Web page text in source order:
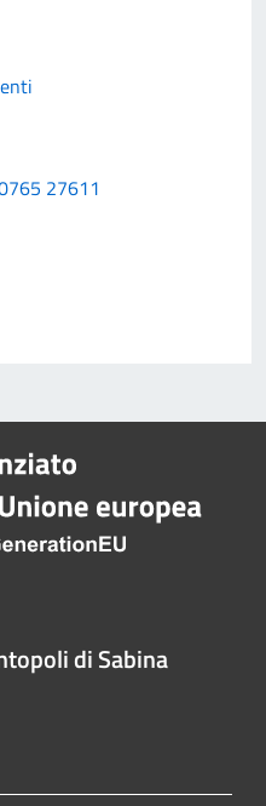
27611
di Sabina